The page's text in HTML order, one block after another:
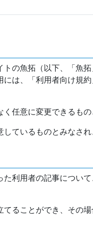
トの魚拓（以下、「魚
は、「利用者向け規
任意に変更できるもの
ているものとみなされ
利用者の記事につい
ることができ、その